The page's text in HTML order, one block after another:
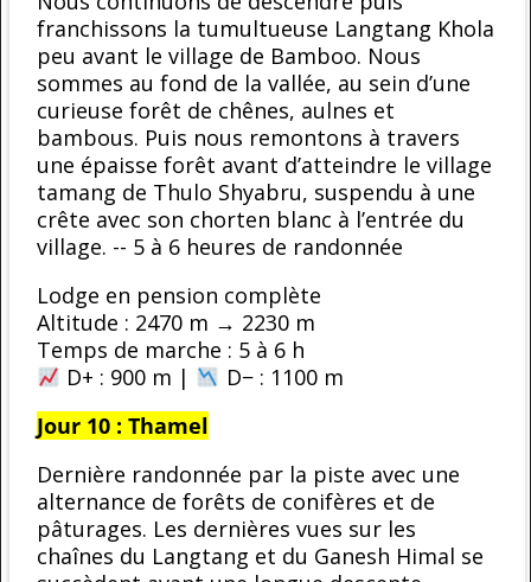
franchissons la tumultueuse Langtang Khola
peu avant le village de Bamboo. Nous
sommes au fond de la vallée, au sein d’une
curieuse forêt de chênes, aulnes et
bambous. Puis nous remontons à travers
une épaisse forêt avant d’atteindre le village
tamang de Thulo Shyabru, suspendu à une
crête avec son chorten blanc à l’entrée du
village. -- 5 à 6 heures de randonnée
Lodge en pension complète
Altitude : 2470 m → 2230 m
Temps de marche : 5 à 6 h
D+ : 900 m |
D− : 1100 m
Jour 10 : Thamel
Dernière randonnée par la piste avec une
alternance de forêts de conifères et de
pâturages. Les dernières vues sur les
chaînes du Langtang et du Ganesh Himal se